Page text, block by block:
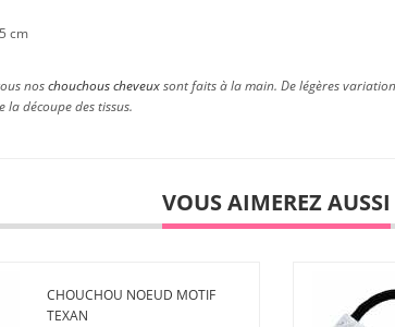
cm
noschouchous cheveuxsont faits à la main. De légères
découpe des tissus.
VOUS AIMEREZ AUSSI
CHOUCHOU NOEUD MOTIF
TEXAN